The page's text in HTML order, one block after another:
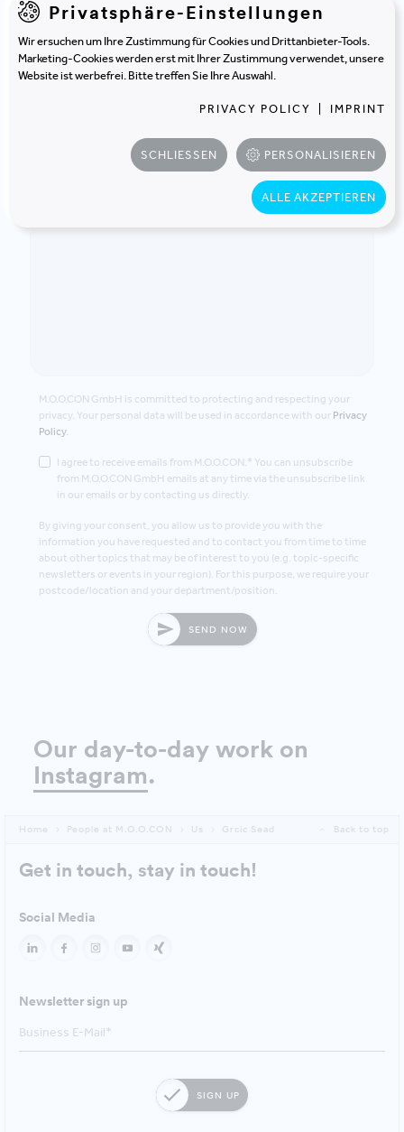
M.O.O.CON GmbH is committed to protecting and respecting your
privacy. Your personal data will be used in accordance with our Privacy
Policy.
I agree to receive emails from M.O.O.CON.* You can unsubscribe
from M.O.O.CON GmbH emails at any time via the unsubscribe link
in our emails or by contacting us directly.
By giving your consent, you allow us to provide you with the
information you have requested and to contact you from time to time
about other topics that may be of interest to you (e.g. topic-specific
newsletters or events in your region). For this purpose, we require your
postcode/location and your department/position.
SEND NOW
Our day-to-day work on
Instagram.
Home People at M.O.O.CON Us Grcic Sead Back to top
Get in touch, stay in touch!
Social Media
Newsletter sign up
SIGN UP
Privatsphäre-Einstellungen
Wir ersuchen um Ihre Zustimmung für Cookies und Drittanbieter-Tools.
Marketing-Cookies werden erst mit Ihrer Zustimmung verwendet, unsere
Website ist werbefrei. Bitte treffen Sie Ihre Auswahl.
PRIVACY POLICY IMPRINT
SCHLIESSEN PERSONALISIEREN
ALLE AKZEPTIEREN